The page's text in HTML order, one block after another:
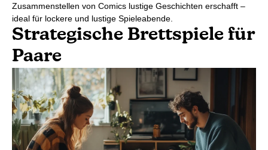
Zusammenstellen von Comics lustige Geschichten erschafft –
ideal für lockere und lustige Spieleabende.
Strategische Brettspiele für
Paare